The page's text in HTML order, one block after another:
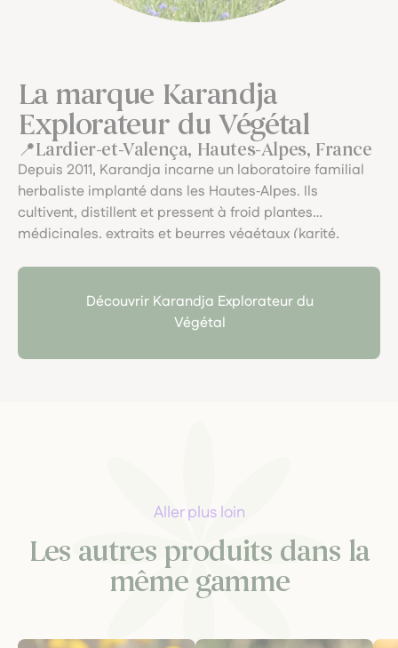
La marque Karandja
Explorateur du Végétal
Lardier-et-Valença, Hautes-Alpes, France
Depuis 2011, Karandja incarne un laboratoire familial
herbaliste implanté dans les Hautes‑Alpes. Ils
cultivent, distillent et pressent à froid plantes
médicinales, extraits et beurres végétaux (karité,
écoresponsable. Le soin du végétal, la traçabilité, et
l’art du fait main y sont célébrés dans chaque pot.
Découvrir Karandja Explorateur du
Végétal
Aller plus loin
Les autres produits dans la
même gamme